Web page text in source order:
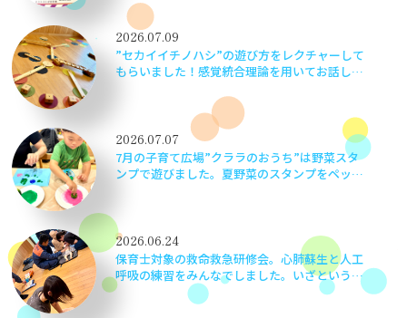
2026.07.09
”セカイイチノハシ”の遊び方をレクチャーして
もらいました！感覚統合理論を用いてお話しし
べて嬉しかったです！
2026.07.07
7月の子育て広場”クララのおうち”は野菜スタ
ンプで遊びました。夏野菜のスタンプをペッタ
2026.06.24
保育士対象の救命救急研修会。心肺蘇生と人工
呼吸の練習をみんなでしました。いざというと
きに子どもたちの命を守るため、当事者意識を
もって実践さながらに頑張りました！